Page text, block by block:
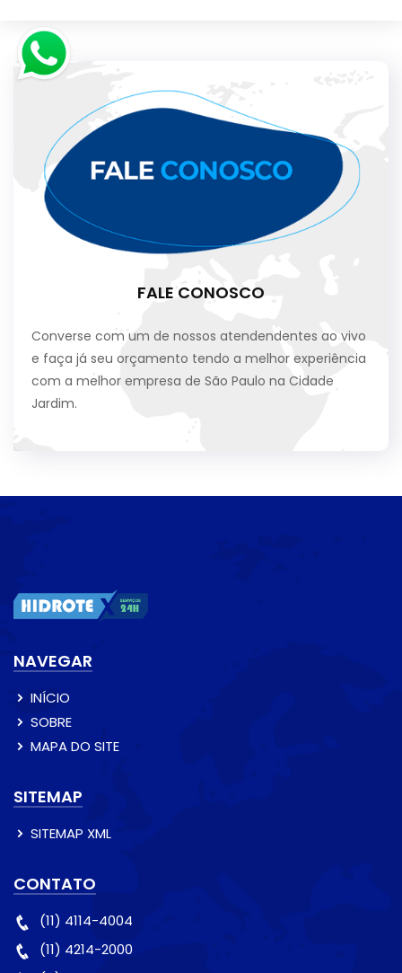
FALE CONOSCO
Converse com um de nossos atendendentes ao vivo
e faça já seu orçamento tendo a melhor experiência
com a melhor empresa de São Paulo na Cidade
Jardim.
NAVEGAR
INÍCIO
SOBRE
MAPA DO SITE
SITEMAP
SITEMAP XML
CONTATO
(11) 4114-4004
(11) 4214-2000